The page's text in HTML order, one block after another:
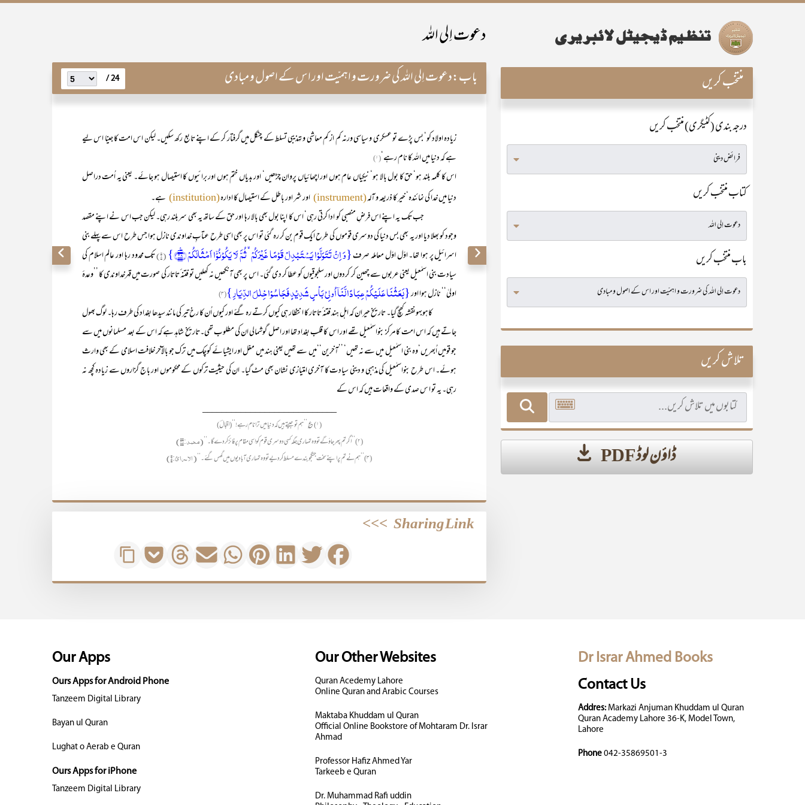
دعوت اِلی اللہ
باب:دعوت اِلی اللہ کی ضرورت و اہمیّت اور اس کے اصول و مبادی 24 /
زیادہ اولاد کو‘ بس پڑے تو عسکری و سیاسی ورنہ کم از کم معاشی و تہذیبی تسلط کے چنگل میں گرفتار کر کے اپنے تابع رکھ سکیں۔ لیکن اس امت کا جینا اس لیے
ہے کہ دنیا میں اللہ کا نام رہے‘(۱)
اس کا کلمہ بلند ہو‘ حق کا بول بالا ہو‘ نیکیاں عام ہوں اور اچھائیاں پروان چڑھیں‘ اور بدیاں ختم ہوں اور برائیوں کا استیصال ہو جائے۔ یعنی یہ اُمت دراصل
دنیا میں خدا کی نمائندہ‘ خیر کا ذریعہ و آلہ(instrument) اور شر اور باطل کے استیصال کا ادارہ(institution)
ہے۔
جب تک یہ اپنے اس فرضِ منصبی کو ادا کرتی رہی‘ اس کا اپنا بول بھی بالا رہا اور حق کے ساتھ یہ بھی سربلند رہی۔ لیکن جب اس نے اپنے مقصد
وجود کو بھلا دیا اور یہ بھی بس دنیا کی دوسری قوموں کی طرح ایک قوم بن کر رہ گئی تو اس پر بھی اسی طرح عتابِ خداوندی نازل ہوا جس طرح اس سے پہلے بنی
اسرائیل پر ہوا تھا۔ اوّل اوّل معاملہ صرف{وَ اِنۡ تَتَوَلَّوۡا یَسۡتَبۡدِلۡ قَوۡمًا غَیۡرَکُمۡ ۙ ثُمَّ لَا یَکُوۡنُوۡۤا اَمۡثَالَکُمۡ ﴿٪۳۸﴾} (۲) تک محدود رہا اور عالم اسلام کی
سیادت بنی اسمٰعیل یعنی عربوں سے چھین کر کردوں اور سلجوقیوں کو عطا کر دی گئی۔ اس پر بھی آنکھیں نہ کھلیں تو فتنہ ٔتاتار کی صورت میں قہرخداوندی کا ’’وعدۂ
اولیٰ‘‘ نازل ہوا اور{بَعَثۡنَا عَلَیۡکُمۡ عِبَادًا لَّنَاۤ اُولِیۡ بَاۡسٍ شَدِیۡدٍ فَجَاسُوۡا خِلٰلَ الدِّیَارِ }(۳)
کاہوبہونقشہ کھچ گیا۔ تاریخ حیران کہ اہل ہند فتنہ ٔتاتار کا انتظار ہی کیوں کرتے رہ گئے اور کیوں اُن کا رخ تیر کی مانند سیدھا بغداد کی طرف رہا۔ لوگ بھول
جاتے ہیں کہ اس امت کا مرکز بنواسمٰعیل تھے اور اس کا قلب بغداد تھا اور اصل گوشمالی ان کی مطلوب تھی۔تاریخ شاہد ہے کہ اس کے بعد مسلمانوں میں سے
جو قومیں اُبھریں‘وہ بنی اسمٰعیل میں سے نہ تھیں‘ ’’آخرین‘‘میں سے تھیں یعنی ہند میں مغل اور ایشیائے کوچک میں ترک جو بالآخر خلافت اسلامی کے بھی وارث
ہوئے۔ اس طرح بنواسمٰعیل کی مذہبی و دینی سیادت کا آخری امتیازی نشان بھی مٹ گیا۔ ان کی حیثیت ترکوں کے محکوموں اور باج گزاروں سے زیادہ کچھ نہ
رہی۔ یہ تو ا س صدی کے واقعات ہیں کہ اس کے
____________________________
(۱) ؏ ’’ہم تو جیتے ہیں کہ دنیا میں ترا نام رہے!‘‘ (اقبالؔ)
(۲) ’’اگر تم پھر جاؤ گے تو وہ تمہاری جگہ کسی دوسری قوم کو اسی مقام پر فائز کر دے گا۔‘‘
(محمد:۳۸)
(۳) ’’ہم نے تم پر اپنے سخت جنگجو بندے مسلط کردیے تو وہ تمہاری آبادیوں میں گھس گئے۔‘‘ (الاسرائ:۵)
Sharing Link
>>>
منتخب کریں
درجہ بندی (کٹیگری) منتخب کریں
کتاب منتخب کریں
باب منتخب کریں
تلاش کریں
ڈاؤن لوڈ PDF
Dr Israr Ahmed Books
Contact Us
Addres:Markazi Anjuman Khuddam ul Quran
Quran Academy Lahore 36-K, Model Town,
Lahore
Phone 042-35869501-3
Our Other Websites
Quran Acedemy Lahore
Online Quran and Arabic Courses
Maktaba Khuddam ul Quran
Official Online Bookstore of Mohtaram Dr. Israr
Ahmad
Professor Hafiz Ahmed Yar
Tarkeeb e Quran
Dr. Muhammad Rafi uddin
Our Apps
Ours Apps for Android Phone
Tanzeem Digital Library
Bayan ul Quran
Lughat o Aerab e Quran
Ours Apps for iPhone
Tanzeem Digital Library